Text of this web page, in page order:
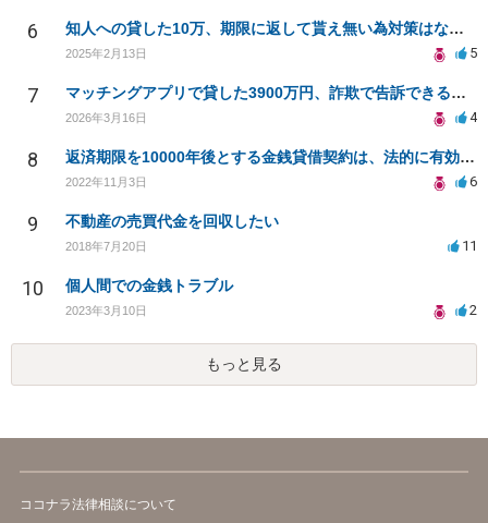
6 知人への貸した10万、期限に返して貰え無い為対策はないか？多めに返すと言ってきた分も貰えるのか？
2025年2月13日 5
7 マッチングアプリで貸した3900万円、詐欺で告訴できるか？
2026年3月16日 4
8 返済期限を10000年後とする金銭貸借契約は、法的に有効となりますか？
2022年11月3日 6
9 不動産の売買代金を回収したい
2018年7月20日 11
10 個人間での金銭トラブル
2023年3月10日 2
もっと見る
ココナラ法律相談について